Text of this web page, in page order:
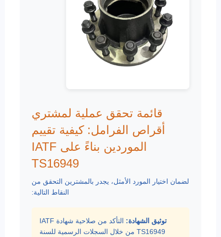
قائمة تحقق عملية لمشتري
أقراص الفرامل: كيفية تقييم
الموردين بناءً على IATF
TS16949
لضمان اختيار المورد الأمثل، يجدر بالمشترين التحقق من
النقاط التالية:
توثيق الشهادة:
التأكد من صلاحية شهادة IATF
TS16949 من خلال السجلات الرسمية للسنة